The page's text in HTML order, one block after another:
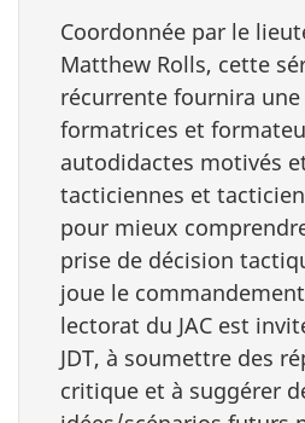
Coordonnée par le
Matthew Rolls, cette
récurrente fournira
formatrices et
autodidactes motivés
tacticiennes et
pour mieux
prise de décision
joue le
lectorat du JAC est
JDT, à soumettre des
critique et à suggérer